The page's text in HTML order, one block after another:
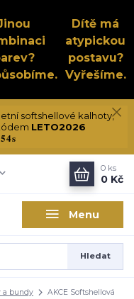
Dítě má
atypickou
postavu?
Vyřešíme.
softshellové kalhoty,
LETO2026
Menu
Hledat
0 ks
0 Kč
a bundy
AKCE Softshellová